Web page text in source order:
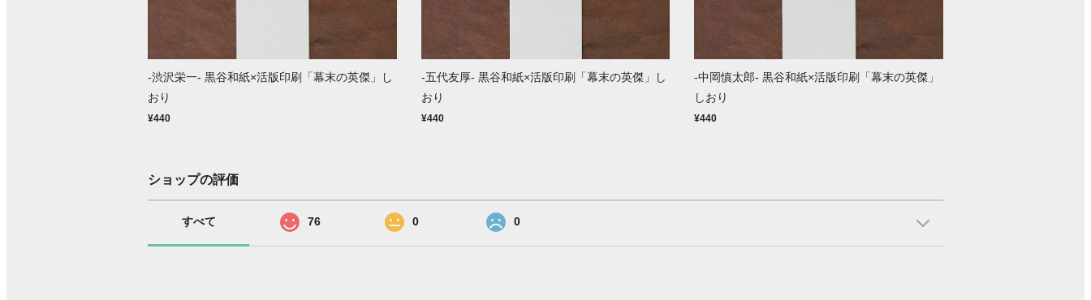
-渋沢栄一- 黒谷和紙×活版印刷「幕末の英傑」し
おり
¥440
-五代友厚- 黒谷和紙×活版印刷「幕末の英傑」し
おり
¥440
-中岡慎太郎- 黒谷和紙×活版印刷「幕末の英傑」
しおり
¥440
ショップの評価
すべて 76 0 0